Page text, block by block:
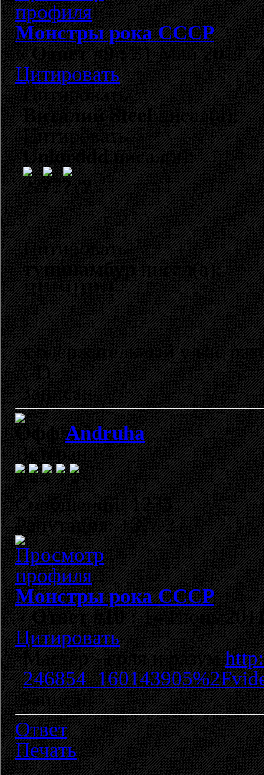
Монстры рока СССР
«Ответ #9 :31 Май 2011,
Цитировать
Цитировать
Виталий Steelписал(а):
Цитировать
Unlordddписал(а):
?
Цитировать
тупинамбурписал(а):
!!!!!!!!!!!!!
Содержательный у вас
:-D
Записан
Andruha
Ветеран
Сообщений: 1233
Репутация: +37/-2
Монстры рока СССР
«Ответ #10 :14 Июнь
Цитировать
Мастер - воля и разум
Записан
Ответ
Печать